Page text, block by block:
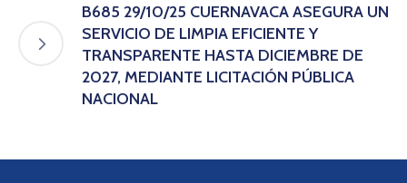
B685 29/10/25 CUERNAVACA ASEGURA UN
SERVICIO DE LIMPIA EFICIENTE Y
TRANSPARENTE HASTA DICIEMBRE DE
2027, MEDIANTE LICITACIÓN PÚBLICA
NACIONAL